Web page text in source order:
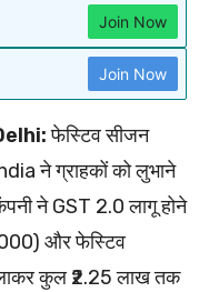
Join Now
Join Now
फेस्टिव सीजन
ने ग्राहकों को लुभाने
ने GST 2.0 लागू होने
और फेस्टिव
कुल ₹2.25 लाख तक